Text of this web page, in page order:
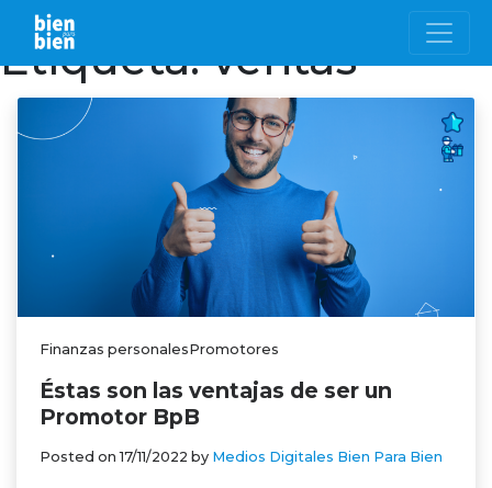
Etiqueta:ventas
Finanzas personalesPromotores
Éstas son las ventajas de ser un
Promotor BpB
Posted on17/11/2022 by Medios Digitales Bien Para Bien